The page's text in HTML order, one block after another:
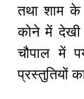
तथा शाम के
कोने में देखी
चौपाल में
प्रस्तुतियों